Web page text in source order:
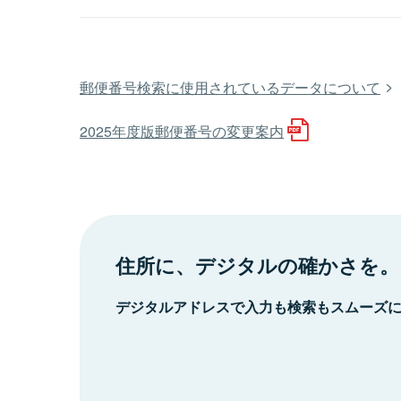
郵便番号検索に使用されているデータについて
2025年度版郵便番号の変更案内
住所に、デジタルの確かさを。
デジタルアドレスで入力も検索もスムーズ